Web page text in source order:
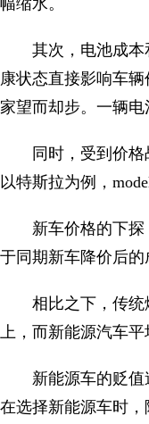
幅缩水。
其次，电池成
康状态直接影响车
家望而却步。一辆
同时，受到价
以特斯拉为例，
新车价格的下
于同期新车降价后的
相比之下，传
上，而新能源汽车平
新能源车的贬
在选择新能源车时